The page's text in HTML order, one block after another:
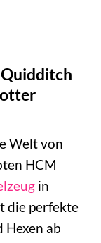
Quidditch
Welt von
HCM
in
die perfekte
ab